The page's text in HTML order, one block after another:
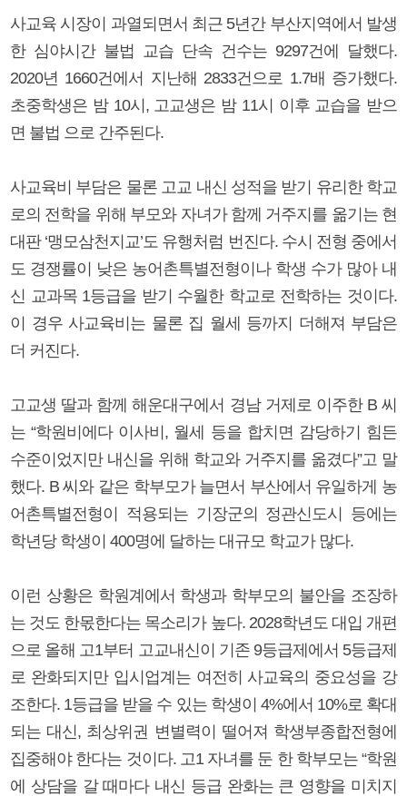
사교육 시장이 과열되면서 최근 5년간 부산지역에서 발생
한 심야시간 불법 교습 단속 건수는 9297건에 달했다.
2020년 1660건에서 지난해 2833건으로 1.7배 증가했다.
초중학생은 밤 10시, 고교생은 밤 11시 이후 교습을 받으
면 불법 으로 간주된다.
사교육비 부담은 물론 고교 내신 성적을 받기 유리한 학교
로의 전학을 위해 부모와 자녀가 함께 거주지를 옮기는 현
대판 ‘맹모삼천지교’도 유행처럼 번진다. 수시 전형 중에서
도 경쟁률이 낮은 농어촌특별전형이나 학생 수가 많아 내
신 교과목 1등급을 받기 수월한 학교로 전학하는 것이다.
이 경우 사교육비는 물론 집 월세 등까지 더해져 부담은
더 커진다.
고교생 딸과 함께 해운대구에서 경남 거제로 이주한 B 씨
는 “학원비에다 이사비, 월세 등을 합치면 감당하기 힘든
수준이었지만 내신을 위해 학교와 거주지를 옮겼다”고 말
했다. B 씨와 같은 학부모가 늘면서 부산에서 유일하게 농
어촌특별전형이 적용되는 기장군의 정관신도시 등에는
학년당 학생이 400명에 달하는 대규모 학교가 많다.
이런 상황은 학원계에서 학생과 학부모의 불안을 조장하
는 것도 한몫한다는 목소리가 높다. 2028학년도 대입 개편
으로 올해 고1부터 고교내신이 기존 9등급제에서 5등급제
로 완화되지만 입시업계는 여전히 사교육의 중요성을 강
조한다. 1등급을 받을 수 있는 학생이 4%에서 10%로 확대
되는 대신, 최상위권 변별력이 떨어져 학생부종합전형에
집중해야 한다는 것이다. 고1 자녀를 둔 한 학부모는 “학원
에 상담을 갈 때마다 내신 등급 완화는 큰 영향을 미치지